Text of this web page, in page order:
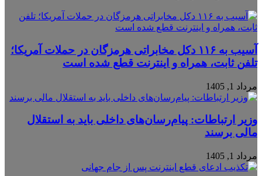
آسیب به ۱۱۶ دکل مخابراتی هرمزگان در حملات آمریکا؛
تلفن ثابت، همراه و اینترنت ‌قطع شده است
مرداد 1, 1405
وزیر ارتباطات: پیام‌رسان‌های داخلی باید به استقلال
مالی برسند
مرداد 1, 1405